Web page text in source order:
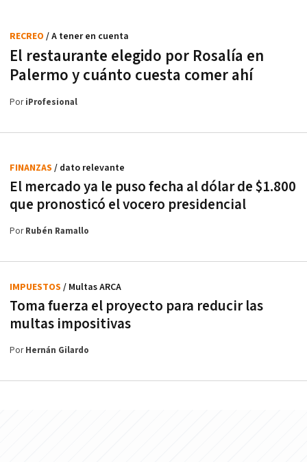
El restaurante elegido por Rosalía en
Palermo y cuánto cuesta comer ahí
RECREO / A tener en cuenta
PoriProfesional
El mercado ya le puso fecha al dólar de $1.800
que pronosticó el vocero presidencial
FINANZAS / dato relevante
PorRubén Ramallo
Toma fuerza el proyecto para reducir las
multas impositivas
IMPUESTOS / Multas ARCA
PorHernán Gilardo